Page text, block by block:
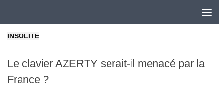
INSOLITE
Le clavier AZERTY serait-il menacé par la
France ?